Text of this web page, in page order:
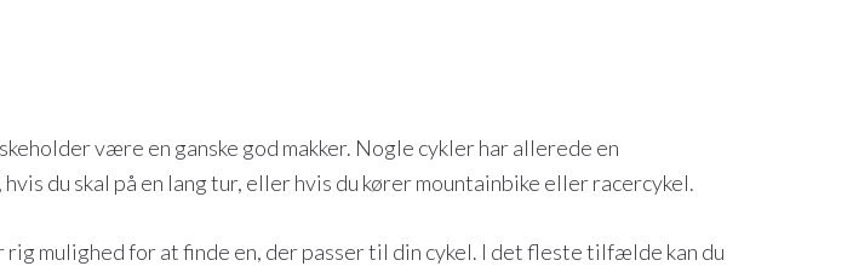
være en ganske god makker. Nogle cykler har allerede en
du skal på en lang tur, eller hvis du kører mountainbike eller racercykel.
mulighed for at finde en, der passer til din cykel. I det fleste tilfælde kan du